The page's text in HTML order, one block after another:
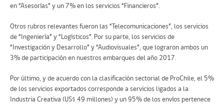
en “Asesorías” y un 7% en los servicios “Financieros”.
Otros rubros relevantes fueron las “Telecomunicaciones”, los servicios
de “Ingeniería” y “Logísticos”. Por su parte, los servicios de
“Investigación y Desarrollo” y “Audiovisuales”, que lograron ambos un
3% de participación en nuestros embarques del año 2017.
Por último, y de acuerdo con la clasificación sectorial de ProChile, el 5%
de los servicios exportados corresponde a servicios ligados a la
Industria Creativa (US$ 49 millones) y un 95% de los envíos pertenece